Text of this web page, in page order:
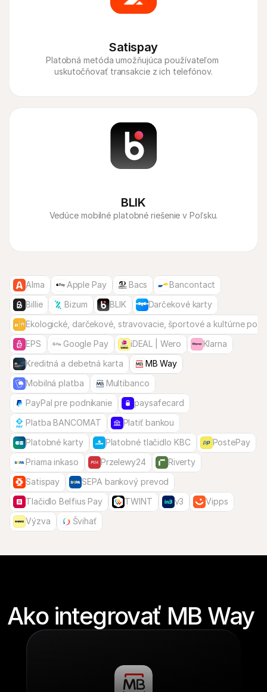
Satispay
Platobná metóda umožňujúca používateľom
uskutočňovať transakcie z ich telefónov.
BLIK
Vedúce mobilné platobné riešenie v Poľsku.
Alma Apple Pay Bacs
Bancontact
Billie
Bizum BLIK
Darčekové karty
Ekologické, darčekové, stravovacie, športové a kultúrne
EPS
Google Pay iDEAL | Wero
Klarna
Kreditná a debetná karta
MB Way
Mobilná platba
Multibanco
PayPal pre podnikanie
paysafecard
Platba BANCOMAT
Platiť bankou
Platobné karty
Platobné tlačidlo KBC
PostePay
Priama inkaso
Przelewy24
Riverty
Satispay
SEPA bankový prevod
Tlačidlo Belfius Pay
TWINT v3
Vipps
Výzva
Švihať
Ako integrovať MB Way